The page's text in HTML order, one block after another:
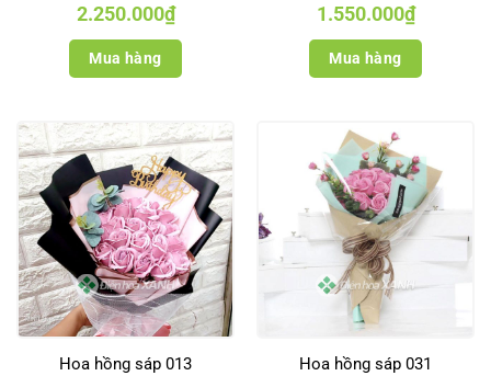
2.250.000₫
Mua hàng
1.550.000₫
Mua hàng
Hoa hồng sáp 013 Hoa hồng sáp 031